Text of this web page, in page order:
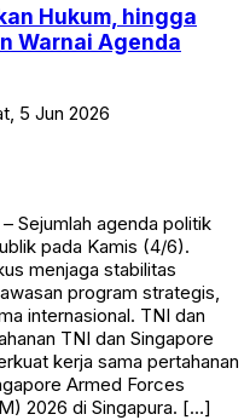
Hukum, hingga
Warnai Agenda
5 Jun 2026
Sejumlah agenda politik
pada Kamis (4/6).
menjaga stabilitas
program strategis,
internasional. TNI dan
TNI dan Singapore
kerja sama pertahanan
Armed Forces
2026 di Singapura. […]